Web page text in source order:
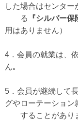
した場合はセンター
る
『シルバー保
用はありません）
4．会員の就業は、
ん｡
5．会員が継続して
グやローテーション
することがあり